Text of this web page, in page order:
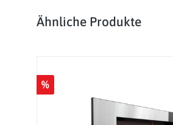
Produktgalerie überspringen
Ähnliche Produkte
%